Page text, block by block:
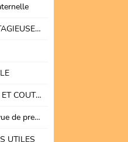
LES MALADIES CONTAGIEUSES ET MEDICAMENTS
COURS DE LANGUES ET COUTURE pour adultes à BREL
On parle de nous - revue de presse
UTILES